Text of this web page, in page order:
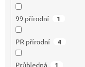
99 přírodní 1
PR přírodní 4
Průhledná 1